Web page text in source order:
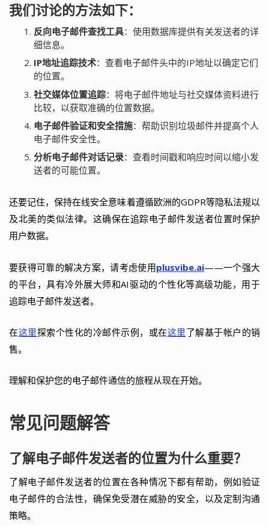
我们讨论的方法如下：
反向电子邮件查找工具：使用数据库提供有关发送者的详
细信息。
IP地址追踪技术：查看电子邮件头中的IP地址以确定它们
的位置。
社交媒体位置追踪：将电子邮件地址与社交媒体资料进行
比较，以获取准确的位置数据。
电子邮件验证和安全措施：帮助识别垃圾邮件并提高个人
电子邮件安全性。
分析电子邮件对话记录：查看时间戳和响应时间以缩小发
送者的可能位置。
还要记住，保持在线安全意味着遵循欧洲的GDPR等隐私法规以
及北美的类似法律。这确保在追踪电子邮件发送者位置时保护
用户数据。
要获得可靠的解决方案，请考虑使用plusvibe.ai——一个强大
的平台，具有冷外展大师和AI驱动的个性化等高级功能，用于
追踪电子邮件发送者。
在这里探索个性化的冷邮件示例，或在这里了解基于帐户的销
售。
理解和保护您的电子邮件通信的旅程从现在开始。
常见问题解答
了解电子邮件发送者的位置为什么重要？
了解电子邮件发送者的位置在各种情况下都有帮助，例如验证
电子邮件的合法性，确保免受潜在威胁的安全，以及定制沟通
策略。